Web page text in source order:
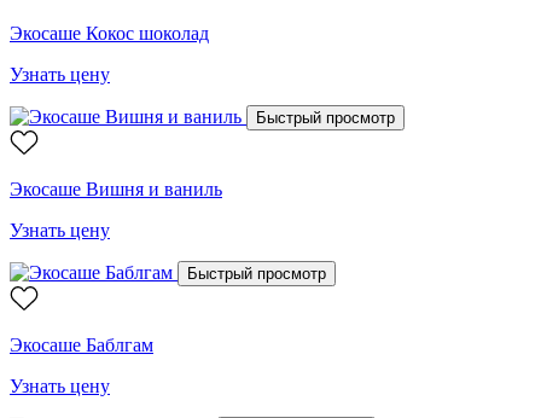
Экосаше Кокос шоколад
Узнать цену
Быстрый просмотр
Экосаше Вишня и ваниль
Узнать цену
Быстрый просмотр
Экосаше Баблгам
Узнать цену